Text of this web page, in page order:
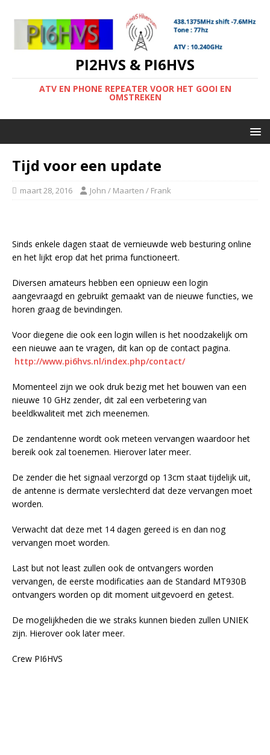
PI2HVS & PI6HVS
ATV EN PHONE REPEATER VOOR HET GOOI EN
OMSTREKEN
Tijd voor een update
maart 28, 2016 John / Maarten / Frank
Sinds enkele dagen staat de vernieuwde web besturing online
en het lijkt erop dat het prima functioneert.
Diversen amateurs hebben een opnieuw een login
aangevraagd en gebruikt gemaakt van de nieuwe functies, we
horen graag de bevindingen.
Voor diegene die ook een login willen is het noodzakelijk om
een nieuwe aan te vragen, dit kan op de contact pagina.
http://www.pi6hvs.nl/index.php/contact/
Momenteel zijn we ook druk bezig met het bouwen van een
nieuwe 10 GHz zender, dit zal een verbetering van
beeldkwaliteit met zich meenemen.
De zendantenne wordt ook meteen vervangen waardoor het
bereik ook zal toenemen. Hierover later meer.
De zender die het signaal verzorgd op 13cm staat tijdelijk uit,
de antenne is dermate verslechterd dat deze vervangen moet
worden.
Verwacht dat deze met 14 dagen gereed is en dan nog
vervangen moet worden.
Last but not least zullen ook de ontvangers worden
vervangen, de eerste modificaties aan de Standard MT930B
ontvangers worden op dit moment uitgevoerd en getest.
De mogelijkheden die we straks kunnen bieden zullen UNIEK
zijn. Hierover ook later meer.
Crew PI6HVS